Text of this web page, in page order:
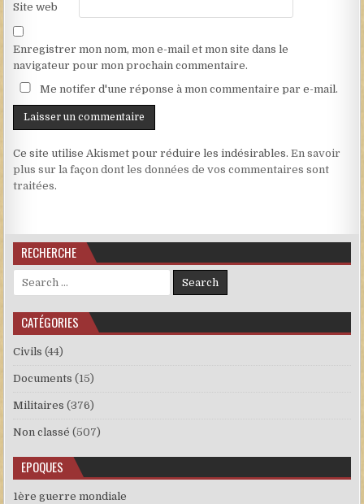
Site web
Enregistrer mon nom, mon e-mail et mon site dans le
navigateur pour mon prochain commentaire.
Me notifer d'une réponse à mon commentaire par e-mail.
Ce site utilise Akismet pour réduire les indésirables.En savoir
plus sur la façon dont les données de vos commentaires sont
traitées.
RECHERCHE
Search for:
CATÉGORIES
Civils (44)
Documents (15)
Militaires (376)
Non classé (507)
EPOQUES
1ère guerre mondiale